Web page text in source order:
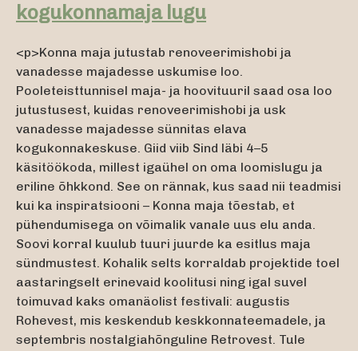
kogukonnamaja lugu
<p>Konna maja jutustab renoveerimishobi ja
vanadesse majadesse uskumise loo.
Pooleteisttunnisel maja- ja hoovituuril saad osa loo
jutustusest, kuidas renoveerimishobi ja usk
vanadesse majadesse sünnitas elava
kogukonnakeskuse. Giid viib Sind läbi 4–5
käsitöökoda, millest igaühel on oma loomislugu ja
eriline õhkkond. See on rännak, kus saad nii teadmisi
kui ka inspiratsiooni – Konna maja tõestab, et
pühendumisega on võimalik vanale uus elu anda.
Soovi korral kuulub tuuri juurde ka esitlus maja
sündmustest. Kohalik selts korraldab projektide toel
aastaringselt erinevaid koolitusi ning igal suvel
toimuvad kaks omanäolist festivali: augustis
Rohevest, mis keskendub keskkonnateemadele, ja
septembris nostalgiahõnguline Retrovest. Tule